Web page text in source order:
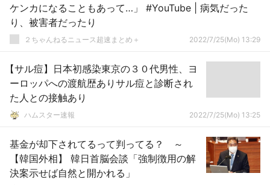
ケンカになることもあって…」 #YouTube | 病気だった
り、被害者だったり
２ちゃんねるニュース超速まとめ＋ 2022/7/25(Mo) 13:29
【サル痘】日本初感染東京の３０代男性、ヨ
ーロッパへの渡航歴ありサル痘と診断され
た人との接触あり
ハムスター速報 2022/7/25(Mo) 13:25
基金が却下されてるって判ってる？ ～
【韓国外相】 韓日首脳会談「強制徴用の解
決案示せば自然と開かれる」